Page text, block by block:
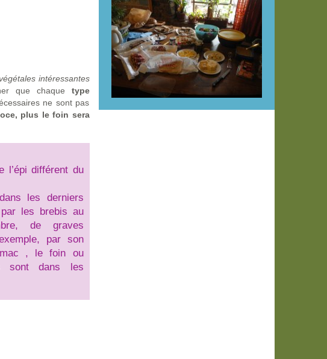
intéressantes
que chaque type
ne sont pas
plus le foin sera
l’épi différent du
les derniers
les brebis au
de graves
par son
, le foin ou
sont dans les